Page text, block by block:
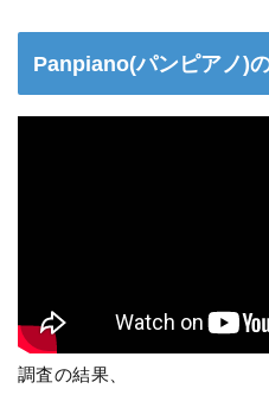
Panpiano(パンピアノ)
調査の結果、